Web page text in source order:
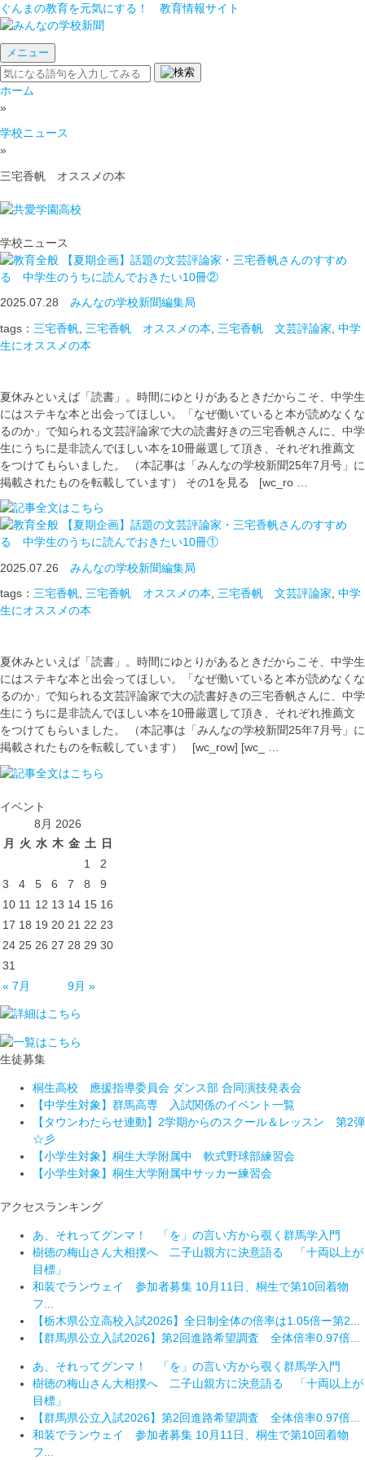
ぐんまの教育を元気にする！ 教育情報サイト
メニュー
ホーム
»
学校ニュース
»
三宅香帆 オススメの本
学校ニュース
【夏期企画】話題の文芸評論家・三宅香帆さんのすすめ
る 中学生のうちに読んでおきたい10冊②
2025.07.28 みんなの学校新聞編集局
tags： 三宅香帆 三宅香帆 オススメの本 三宅香帆 文芸評論家 中学
生にオススメの本
夏休みといえば「読書」。時間にゆとりがあるときだからこそ、中学生
にはステキな本と出会ってほしい。「なぜ働いていると本が読めなくな
るのか」で知られる文芸評論家で大の読書好きの三宅香帆さんに、中学
生にうちに是非読んでほしい本を10冊厳選して頂き、それぞれ推薦文
をつけてもらいました。 （本記事は「みんなの学校新聞25年7月号」に
掲載されたものを転載しています） その1を見る [wc_ro …
【夏期企画】話題の文芸評論家・三宅香帆さんのすすめ
る 中学生のうちに読んでおきたい10冊①
2025.07.26 みんなの学校新聞編集局
tags： 三宅香帆 三宅香帆 オススメの本 三宅香帆 文芸評論家 中学
生にオススメの本
夏休みといえば「読書」。時間にゆとりがあるときだからこそ、中学生
にはステキな本と出会ってほしい。「なぜ働いていると本が読めなくな
るのか」で知られる文芸評論家で大の読書好きの三宅香帆さんに、中学
生にうちに是非読んでほしい本を10冊厳選して頂き、それぞれ推薦文
をつけてもらいました。 （本記事は「みんなの学校新聞25年7月号」に
掲載されたものを転載しています） [wc_row] [wc_ …
イベント
8月 2026
月 火 水 木 金 土 日
1
2
3
4 5 6 7 8
9
10 11 12 13 14 15 16
17 18 19 20 21 22 23
24 25 26 27 28 29 30
31
« 7月
9月 »
生徒募集
桐生高校 應援指導委員会 ダンス部 合同演技発表会
【中学生対象】群馬高専 入試関係のイベント一覧
【タウンわたらせ連動】2学期からのスクール＆レッスン 第2弾
☆彡
【小学生対象】桐生大学附属中 軟式野球部練習会
【小学生対象】桐生大学附属中サッカー練習会
アクセスランキング
あ、それってグンマ！ 「を」の言い方から覗く群馬学入門
樹徳の梅山さん大相撲へ 二子山親方に決意語る 「十両以上が
目標」
和装でランウェイ 参加者募集 10月11日、桐生で第10回着物
フ...
【栃木県公立高校入試2026】全日制全体の倍率は1.05倍ー第2...
【群馬県公立入試2026】第2回進路希望調査 全体倍率0.97倍...
あ、それってグンマ！ 「を」の言い方から覗く群馬学入門
樹徳の梅山さん大相撲へ 二子山親方に決意語る 「十両以上が
目標」
【群馬県公立入試2026】第2回進路希望調査 全体倍率0.97倍...
和装でランウェイ 参加者募集 10月11日、桐生で第10回着物
フ...